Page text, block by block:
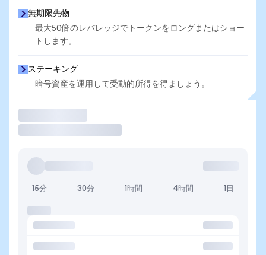
無期限先物
最大50倍のレバレッジでトークンをロングまたはショー
トします。
ステーキング
暗号資産を運用して受動的所得を得ましょう。
15分 30分 1時間 4時間 1日